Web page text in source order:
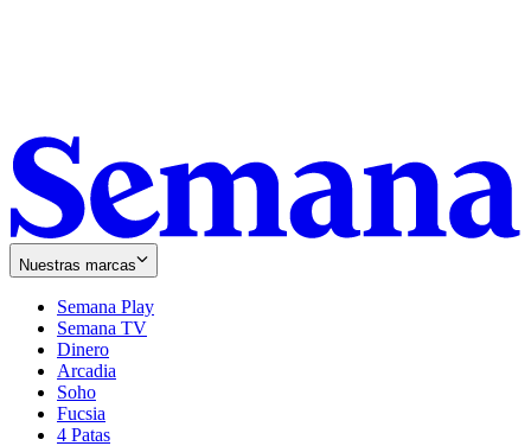
Nuestras marcas
Semana Play
Semana TV
Dinero
Arcadia
Soho
in
new
Fucsia
in
4 Patas